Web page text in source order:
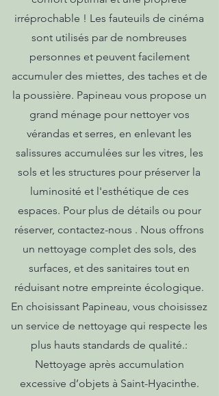
irréprochable ! Les fauteuils de cinéma
sont utilisés par de nombreuses
personnes et peuvent facilement
accumuler des miettes, des taches et de
la poussière. Papineau vous propose un
grand ménage pour nettoyer vos
vérandas et serres, en enlevant les
salissures accumulées sur les vitres, les
sols et les structures pour préserver la
luminosité et l'esthétique de ces
espaces. Pour plus de détails ou pour
réserver, contactez-nous . Nous offrons
un nettoyage complet des sols, des
surfaces, et des sanitaires tout en
réduisant notre empreinte écologique.
En choisissant Papineau, vous choisissez
un service de nettoyage qui respecte les
plus hauts standards de qualité.:
Nettoyage après accumulation
excessive d’objets à Saint-Hyacinthe.